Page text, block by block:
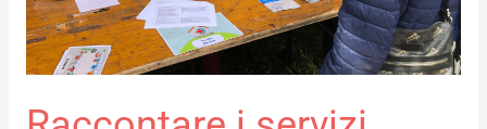
il
gioco
serio
della